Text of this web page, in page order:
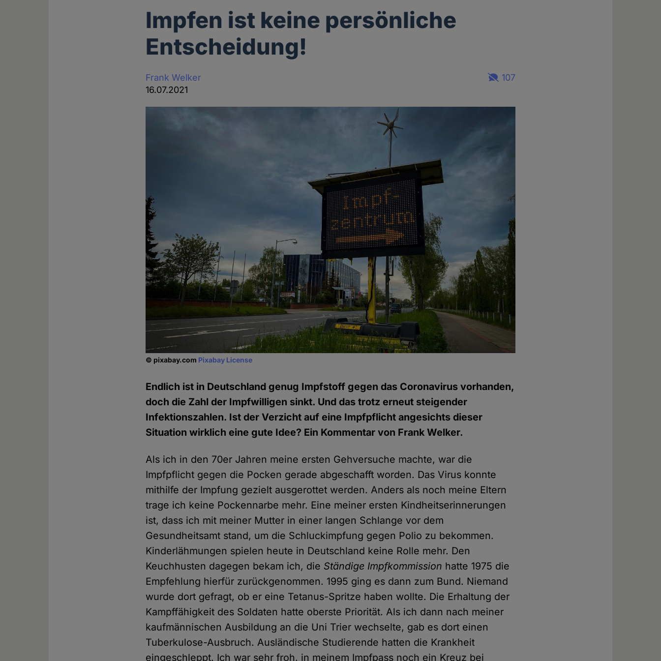
Impfen ist keine persönliche
Entscheidung!
Frank Welker
16.07.2021
107
© pixabay.com Pixabay License
Endlich ist in Deutschland genug Impfstoff gegen das Coronavirus vorhanden,
doch die Zahl der Impfwilligen sinkt. Und das trotz erneut steigender
Infektionszahlen. Ist der Verzicht auf eine Impfpflicht angesichts dieser
Situation wirklich eine gute Idee? Ein Kommentar von Frank Welker.
Als ich in den 70er Jahren meine ersten Gehversuche machte, war die
Impfpflicht gegen die Pocken gerade abgeschafft worden. Das Virus konnte
mithilfe der Impfung gezielt ausgerottet werden. Anders als noch meine Eltern
trage ich keine Pockennarbe mehr. Eine meiner ersten Kindheitserinnerungen
ist, dass ich mit meiner Mutter in einer langen Schlange vor dem
Gesundheitsamt stand, um die Schluckimpfung gegen Polio zu bekommen.
Kinderlähmungen spielen heute in Deutschland keine Rolle mehr. Den
Keuchhusten dagegen bekam ich, die Ständige Impfkommission hatte 1975 die
Empfehlung hierfür zurückgenommen. 1995 ging es dann zum Bund. Niemand
wurde dort gefragt, ob er eine Tetanus-Spritze haben wollte. Die Erhaltung der
Kampffähigkeit des Soldaten hatte oberste Priorität. Als ich dann nach meiner
kaufmännischen Ausbildung an die Uni Trier wechselte, gab es dort einen
Tuberkulose-Ausbruch. Ausländische Studierende hatten die Krankheit
eingeschleppt. Ich war sehr froh, in meinem Impfpass noch ein Kreuz bei